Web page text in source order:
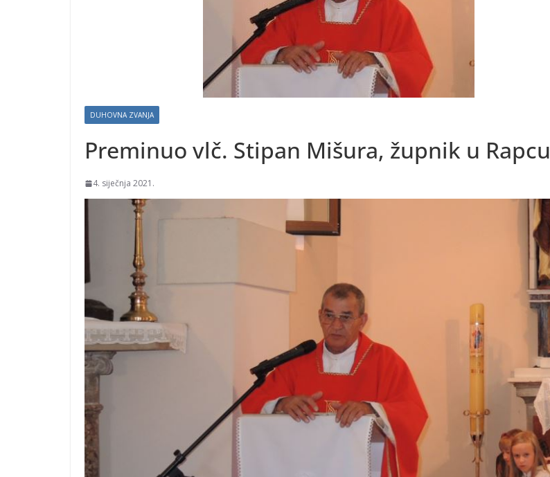
DUHOVNA ZVANJA
Preminuo vlč. Stipan Mišura, župnik u Rapcu
4. siječnja 2021.